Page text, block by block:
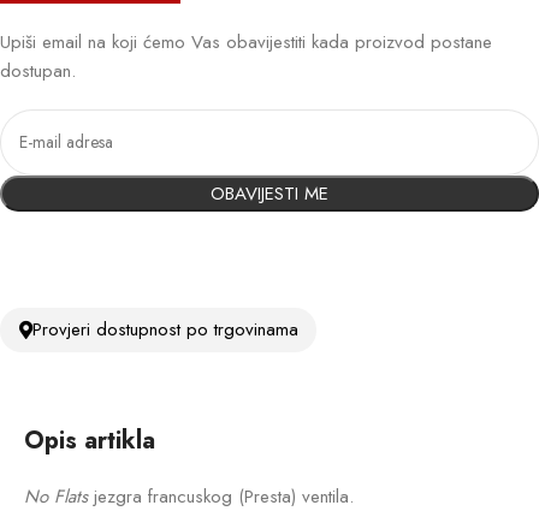
Upiši email na koji ćemo Vas obavijestiti kada proizvod postane
dostupan.
OBAVIJESTI ME
Provjeri dostupnost po trgovinama
Opis artikla
No Flatsjezgra francuskog (Presta) ventila.